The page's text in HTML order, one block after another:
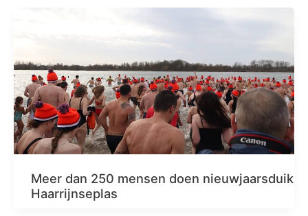
Meer dan 250 mensen doen nieuwjaarsduik
Haarrijnseplas